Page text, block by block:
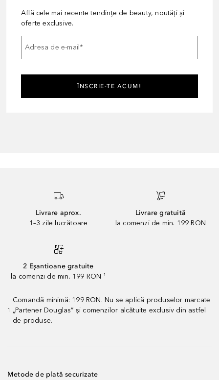
Află cele mai recente tendințe de beauty, noutăți și
oferte exclusive.
Adresa de e-mail*
ÎNSCRIE-TE ACUM!
Livrare aprox.
1–3 zile lucrătoare
Livrare gratuită
la comenzi de min. 199 RON
2 Eșantioane gratuite
la comenzi de min. 199 RON ¹
1
Comandă minimă: 199 RON. Nu se aplică produselor marcate
„Partener Douglas” și comenzilor alcătuite exclusiv din astfel
de produse.
Metode de plată securizate